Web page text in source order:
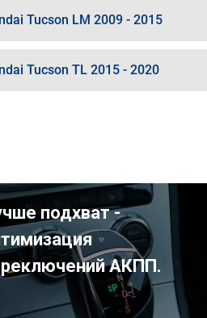
Tucson LM 2009 - 2015
Tucson TL 2015 - 2020
подхват -
АКПП.